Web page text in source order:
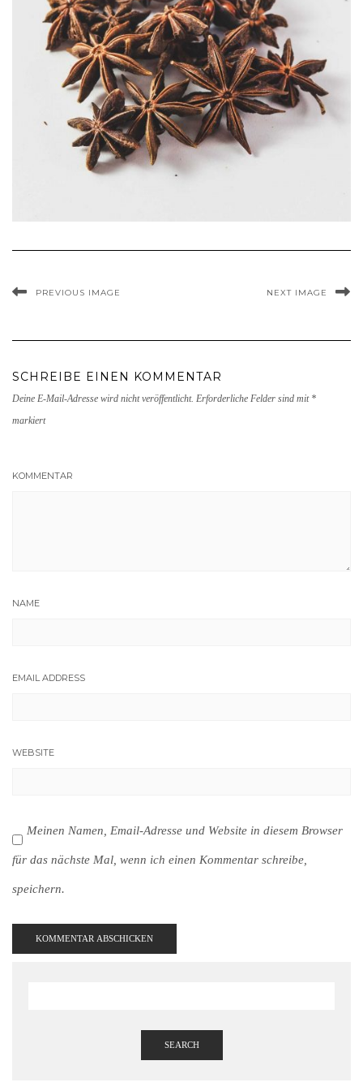
PREVIOUS IMAGE NEXT IMAGE
SCHREIBE EINEN KOMMENTAR
Deine E-Mail-Adresse wird nicht veröffentlicht. Erforderliche Felder sind mit *
markiert
KOMMENTAR
NAME
EMAIL ADDRESS
WEBSITE
Meinen Namen, Email-Adresse und Website in diesem Browser
für das nächste Mal, wenn ich einen Kommentar schreibe,
speichern.
SEARCH